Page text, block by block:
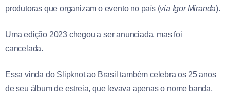
produtoras que organizam o evento no país (via Igor Miranda).
Uma edição 2023 chegou a ser anunciada, mas foi
cancelada.
Essa vinda do Slipknot ao Brasil também celebra os 25 anos
de seu álbum de estreia, que levava apenas o nome banda,